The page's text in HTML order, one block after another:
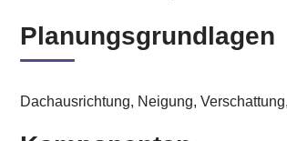
Planungsgrundlagen
Dachausrichtung, Neigung,